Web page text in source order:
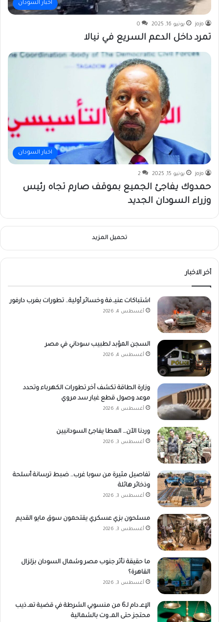
اخبار السودان
jojo يونيو 16, 2025 0
تمرد داخل الدعم السريع في نيالا
اخبار السودان
jojo يونيو 15, 2025 2
حمدوك يفاجئ الجميع بموقف صارم تجاه رئيس
وزراء السودان الجديد
تحميل المزيد
أخر الاخبار
اشتباكات عنيـ.فة وخسائر أولية.. تطورات بغرب دارفور
أغسطس 4, 2026
السجن المؤبد لطبيب سوداني في مصر
أغسطس 4, 2026
وزارة الطاقة تكشف آخر تطورات الكهرباء وتحدد
موعد وصول قطع غيار سد مروي
أغسطس 4, 2026
وردنا الآن… العطا يفاجئ السودانيين
أغسطس 3, 2026
تفاصيل مثيرة من سوبا غرب.. ضبط ترسانة أسلحة
وذخائر هائلة
أغسطس 3, 2026
مسلحون بزي عسكري يقتحمون سوق مايو القديم
أغسطس 3, 2026
ما حقيقة تأثر جنوب مصر وشمال السودان بزلزال
القاهرة؟
أغسطس 3, 2026
الإعـ.دام لـ6 من منسوبي الشرطة في قضية تعـ.ذيب
محتجز حتى المـ.وت بالشمالية